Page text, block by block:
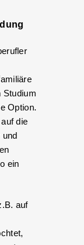
Studium
Option.
die
und
ein
auf